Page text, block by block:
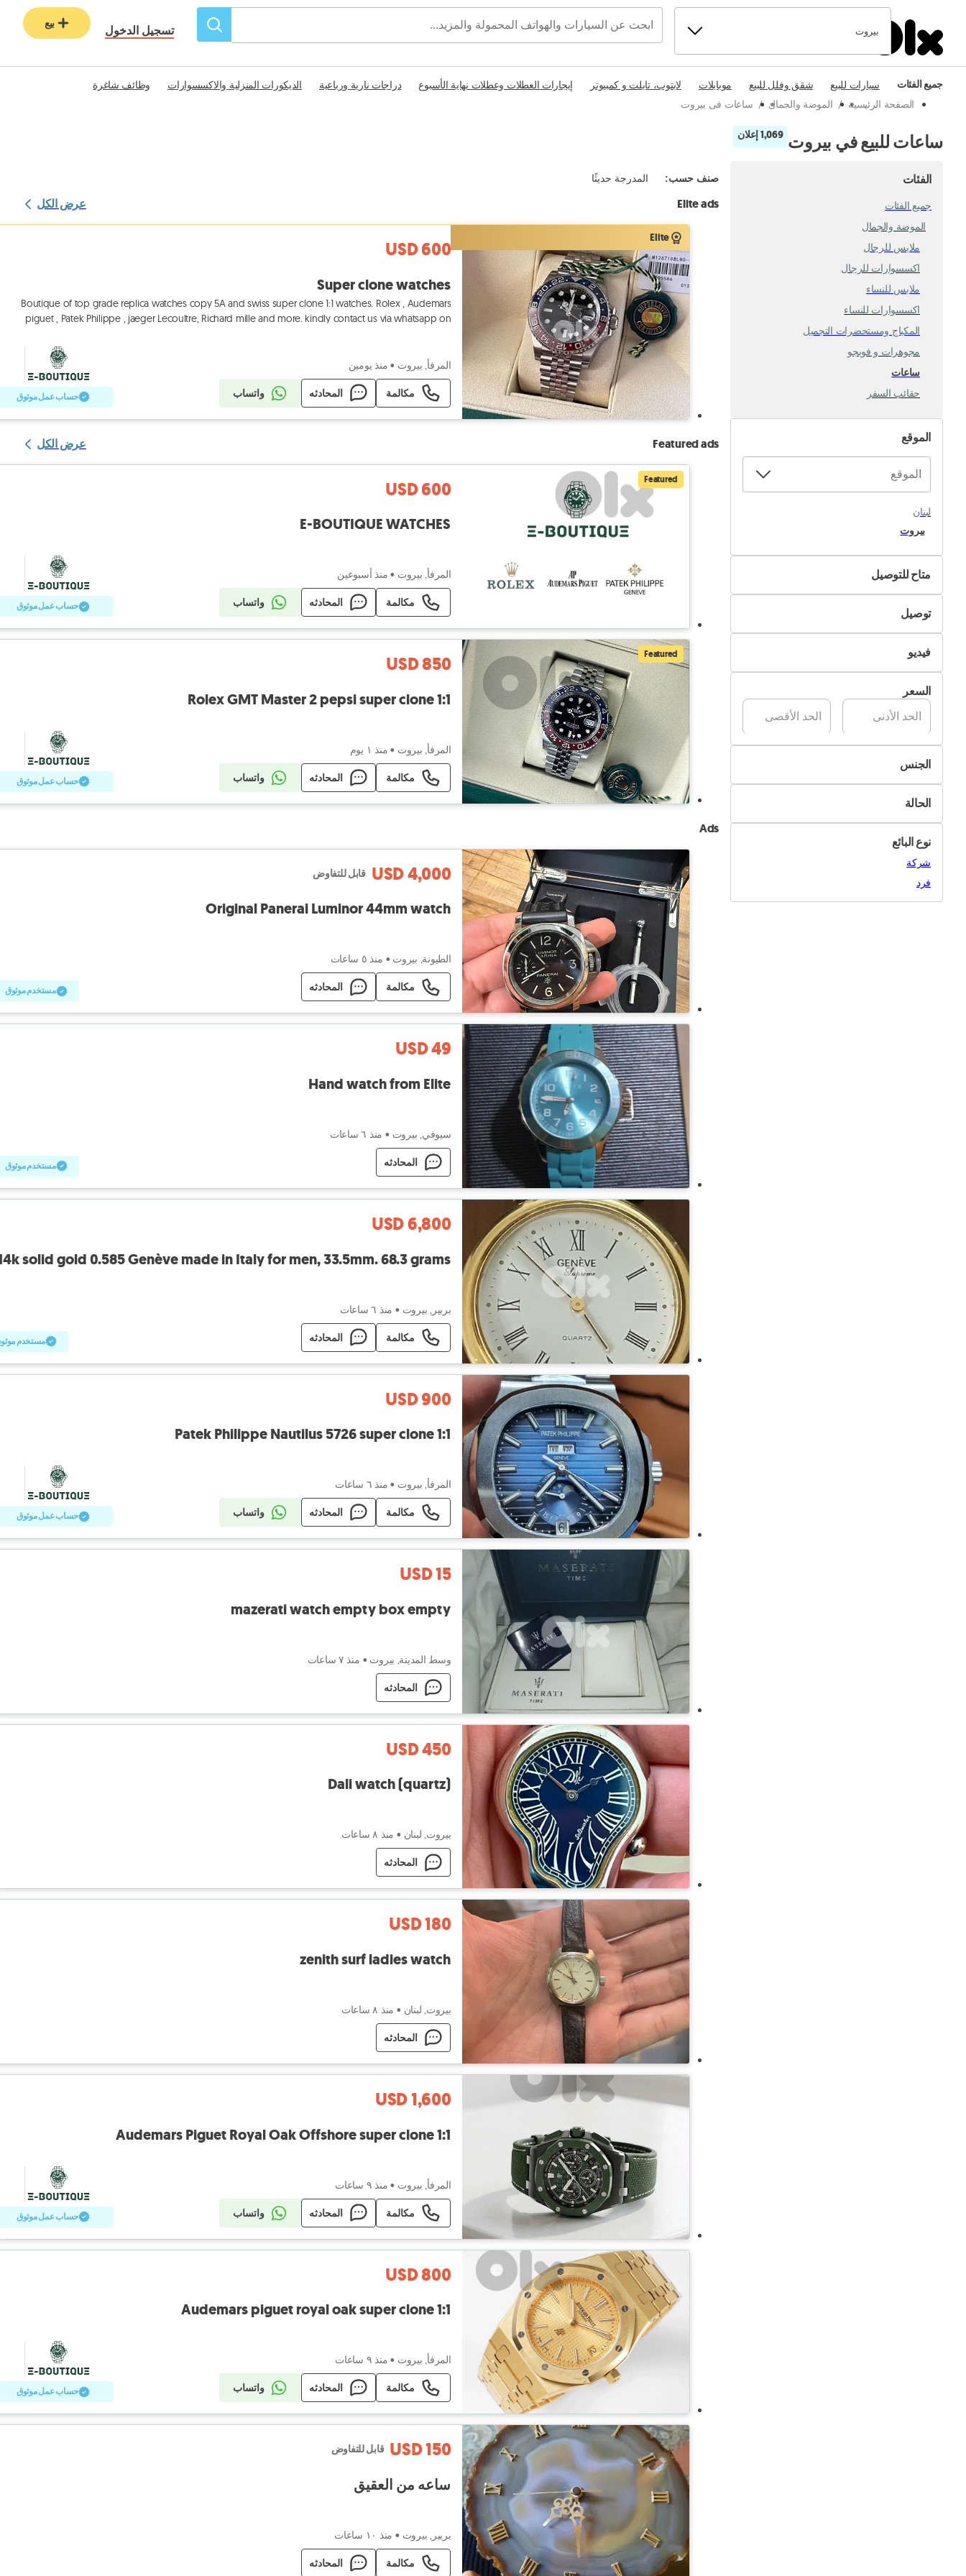
بيروت تسجيل الدخول
بيع
جميع الفئات سيارات للبيع شقق وفلل للبيع موبايلات لابتوب، تابلت و كمبيوتر إيجارات العطلات وعطلات نهاية الأسبوع دراجات نارية ورباعية الديكورات المنزلية والاكسسوارات
وظائف شاغرة
الصفحة الرئيسية / الموضة والجمال / ساعات فى بيروت
ساعات للبيع في بيروت 1,069 إعلان
الفئات
جميع الفئات
الموضة والجمال
ملابس للرجال
اكسسوارات للرجال
ملابس للنساء
اكسسوارات للنساء
المكياج ومستحضرات التجميل
مجوهرات و فوبجو
ساعات
حقائب السفر
الموقع
لبنان
بيروت
متاح للتوصيل
لا
نعم
توصيل
التسليم الذاتي
تسليم Pik&Dropفيديو
غير متوفر
متوفرالسعر
الجنس
رجال
نساءالحالة
جديد
مستعملنوع البائع
شركة
فرد
صنف حسب: المدرجة حديثًا
Elite ads عرض الكل
Elite
USD 600
Super clone watches
Boutique of top grade replica watches copy 5A and swiss super clone 1:1 watches. Rolex , Audemars
piguet , Patek Philippe , jaeger Lecoultre, Richard mille and more. kindly contact us via whatsapp on
المرفأ, بيروت • منذ يومين
مكالمة المحادثه واتساب حساب عمل موثوق
Featured ads عرض الكل
Featured
USD 600
E-BOUTIQUE WATCHES
المرفأ, بيروت • منذ أسبوعين
مكالمة المحادثه واتساب حساب عمل موثوق
Featured
USD 850
Rolex GMT Master 2 pepsi super clone 1:1
المرفأ, بيروت • منذ ١ يوم
مكالمة المحادثه واتساب حساب عمل موثوق
Ads
USD 4,000 قابل للتفاوض
Original Panerai Luminor 44mm watch
الطيونة, بيروت • منذ ٥ ساعات
مكالمة المحادثه مستخدم موثوق
USD 49
Hand watch from Elite
سيوفي, بيروت • منذ ٦ ساعات
المحادثه مستخدم موثوق
USD 6,800
solid gold 0.585 Genève made in Italy for men, 33.5mm. 68.3 grams.
بربير, بيروت • منذ ٦ ساعات
مكالمة المحادثه مستخدم
USD 900
Patek Philippe Nautilus 5726 super clone 1:1
المرفأ, بيروت • منذ ٦ ساعات
مكالمة المحادثه واتساب حساب عمل موثوق
USD 15
mazerati watch empty box empty
وسط المدينة, بيروت • منذ ٧ ساعات
المحادثه
USD 450
Dali watch (quartz)
بيروت, لبنان • منذ ٨ ساعات
المحادثه
USD 180
zenith surf ladies watch
بيروت, لبنان • منذ ٨ ساعات
المحادثه
USD 1,600
Audemars Piguet Royal Oak Offshore super clone 1:1
المرفأ, بيروت • منذ ٩ ساعات
مكالمة المحادثه واتساب حساب عمل موثوق
USD 800
Audemars piguet royal oak super clone 1:1
المرفأ, بيروت • منذ ٩ ساعات
مكالمة المحادثه واتساب حساب عمل موثوق
USD 150 قابل للتفاوض
ساعه من العقيق
بربير, بيروت • منذ ١۰ ساعات
مكالمة المحادثه